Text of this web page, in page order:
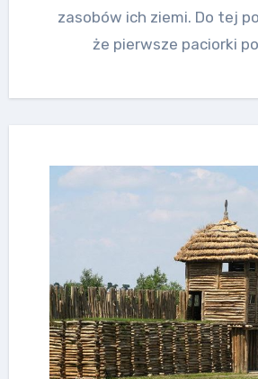
zasobów ich ziemi. Do tej
że pierwsze paciorki